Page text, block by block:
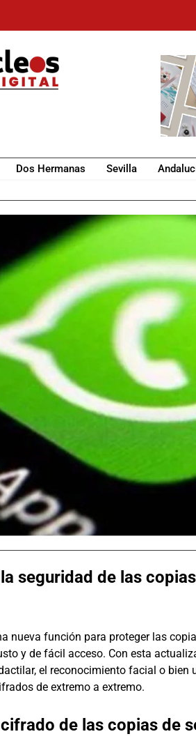
Dos Hermanas Sevilla
seguridad de las
nueva función para proteger las
y de fácil acceso. Con esta
el reconocimiento facial o bien
de extremo a extremo.
de las copias de